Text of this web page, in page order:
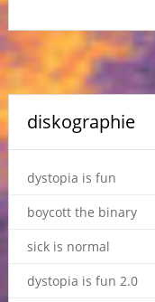
diskographie
dystopia is fun
boycott the binary
sick is normal
dystopia is fun 2.0